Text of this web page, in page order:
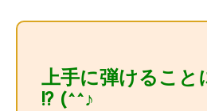
上手に弾けること
!? (^^♪